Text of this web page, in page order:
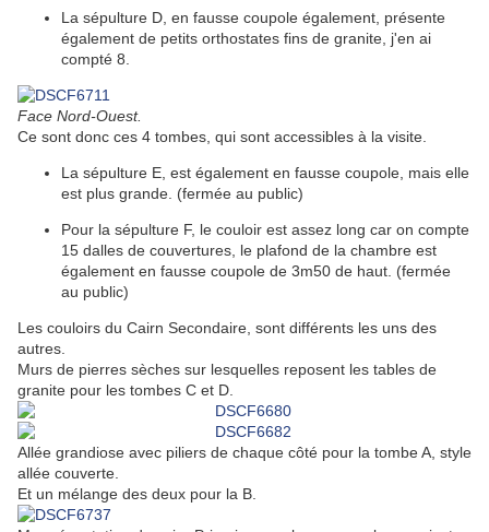
La sépulture D, en fausse coupole également, présente
également de petits orthostates fins de granite, j'en ai
compté 8.
Face Nord-Ouest.
Ce sont donc ces 4 tombes, qui sont accessibles à la visite.
La sépulture E, est également en fausse coupole, mais elle
est plus grande. (fermée au public)
Pour la sépulture F, le couloir est assez long car on compte
15 dalles de couvertures, le plafond de la chambre est
également en fausse coupole de 3m50 de haut. (fermée
au public)
Les couloirs du Cairn Secondaire, sont différents les uns des
autres.
Murs de pierres sèches sur lesquelles reposent les tables de
granite pour les tombes C et D.
Allée grandiose avec piliers de chaque côté pour la tombe A, style
allée couverte.
Et un mélange des deux pour la B.